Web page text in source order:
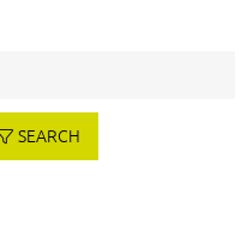
SEARCH